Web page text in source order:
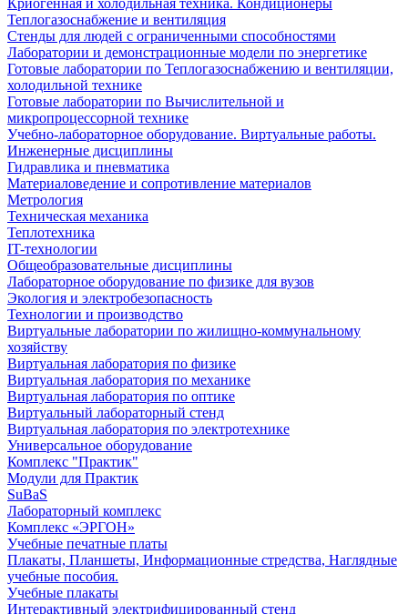
Криогенная и холодильная техника. Кондиционеры
Теплогазоснабжение и вентиляция
Стенды для людей с ограниченными способностями
Лаборатории и демонстрационные модели по энергетике
Готовые лаборатории по Теплогазоснабжению и вентиляции,
холодильной технике
Готовые лаборатории по Вычислительной и
микропроцессорной технике
Учебно-лабораторное оборудование. Виртуальные работы.
Инженерные дисциплины
Гидравлика и пневматика
Материаловедение и сопротивление материалов
Метрология
Техническая механика
Теплотехника
IT-технологии
Общеобразовательные дисциплины
Лабораторное оборудование по физике для вузов
Экология и электробезопасность
Технологии и производство
Виртуальные лаборатории по жилищно-коммунальному
хозяйству
Виртуальная лаборатория по физике
Виртуальная лаборатория по механике
Виртуальная лаборатория по оптике
Виртуальный лабораторный стенд
Виртуальная лаборатория по электротехнике
Универсальное оборудование
Комплекс "Практик"
Модули для Практик
SuBaS
Лабораторный комплекс
Комплекс «ЭРГОН»
Учебные печатные платы
Плакаты, Планшеты, Информационные стредства, Наглядные
учебные пособия.
Учебные плакаты
Интерактивный электрифицированный стенд